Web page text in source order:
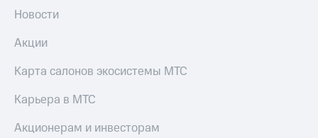
Новости
Акции
Карта салонов экосистемы МТС
Карьера в МТС
Акционерам и инвесторам